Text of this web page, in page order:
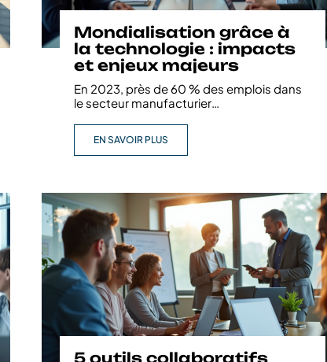
Mondialisation grâce à
la technologie : impacts
et enjeux majeurs
En 2023, près de 60 % des emplois dans
le secteur manufacturier…
EN SAVOIR PLUS
5 outils collaboratifs